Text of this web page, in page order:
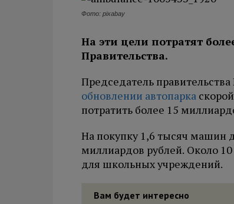
Фото: pixabay
На эти цели потратят
Правительства.
Председатель
обновлении автопарка
потратить более 15
На покупку 1,6 тысяч машин
миллиардов рублей. Около
для школьных учреждений.
Вам будет интересно